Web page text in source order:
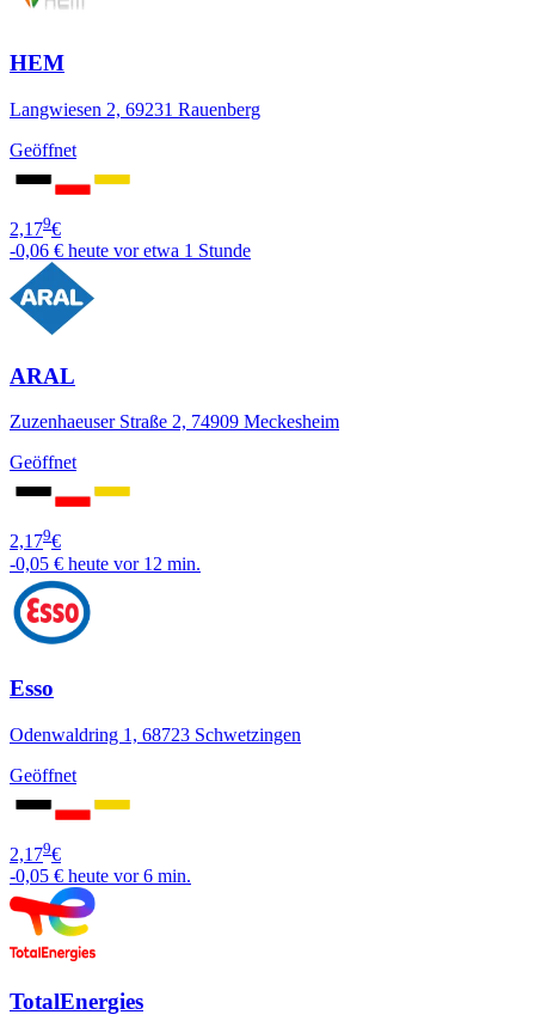
HEM
Langwiesen 2, 69231 Rauenberg
Geöffnet
2,179€
-0,06 € heute vor etwa 1 Stunde
ARAL
Zuzenhaeuser Straße 2, 74909 Meckesheim
Geöffnet
2,179€
-0,05 € heute vor 12 min.
Esso
Odenwaldring 1, 68723 Schwetzingen
Geöffnet
2,179€
-0,05 € heute vor 6 min.
TotalEnergies